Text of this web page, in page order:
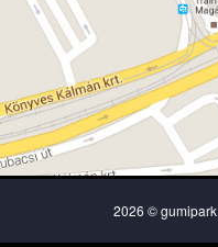
2026 ©